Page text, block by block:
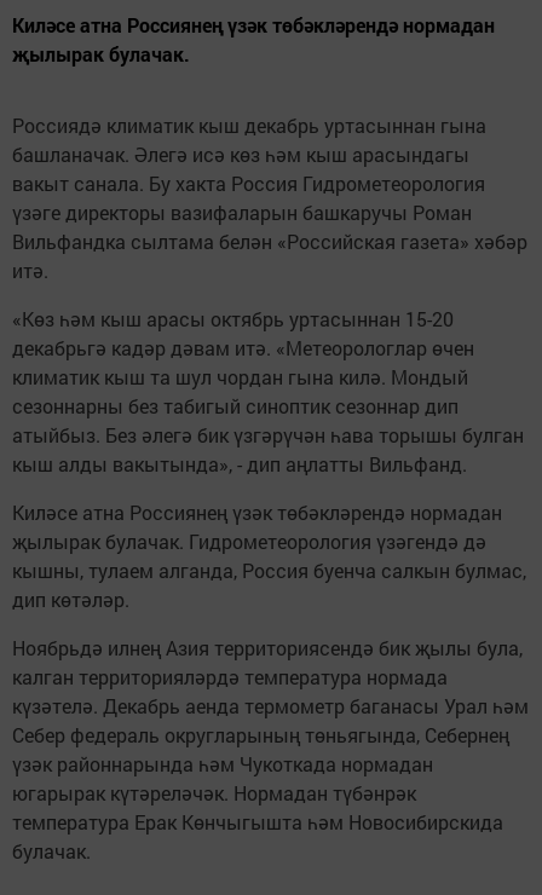
Киләсе атна Россиянең үзәк төбәкләрендә нормадан
җылырак булачак.
Россиядә климатик кыш декабрь уртасыннан гына
башланачак. Әлегә исә көз һәм кыш арасындагы
вакыт санала. Бу хакта Россия Гидрометеорология
үзәге директоры вазифаларын башкаручы Роман
Вильфандка сылтама белән «Российская газета» хәбәр
итә.
«Көз һәм кыш арасы октябрь уртасыннан 15-20
декабрьгә кадәр дәвам итә. «Метеорологлар өчен
климатик кыш та шул чордан гына килә. Мондый
сезоннарны без табигый синоптик сезоннар дип
атыйбыз. Без әлегә бик үзгәрүчән һава торышы булган
кыш алды вакытында», - дип аңлатты Вильфанд.
Киләсе атна Россиянең үзәк төбәкләрендә нормадан
җылырак булачак. Гидрометеорология үзәгендә дә
кышны, тулаем алганда, Россия буенча салкын булмас,
дип көтәләр.
Ноябрьдә илнең Азия территориясендә бик җылы була,
калган территорияләрдә температура нормада
күзәтелә. Декабрь аенда термометр баганасы Урал һәм
Себер федераль округларының төньягында, Себернең
үзәк районнарында һәм Чукоткада нормадан
югарырак күтәреләчәк. Нормадан түбәнрәк
температура Ерак Көнчыгышта һәм Новосибирскида
булачак.